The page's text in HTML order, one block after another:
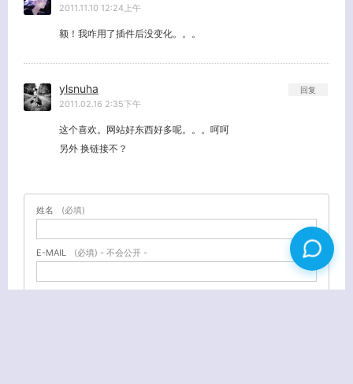
2011.11.10 12:24上午
额！我咋用了插件后没变化。。。
ylsnuha
2011.02.16 2:35下午
这个喜欢。网站好东西好多呢。。。呵呵
另外 换链接不？
回复
姓名 (必填)
E-MAIL (必填) - 不会公开 -